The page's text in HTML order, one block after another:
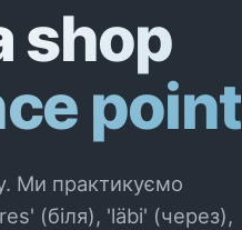
shop
point
Ми практикуємо
(біля), 'läbi' (через),